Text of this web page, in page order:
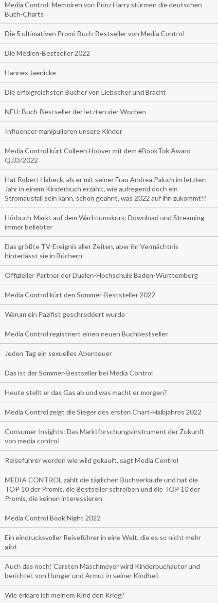
Media Control: Memoiren von Prinz Harry stürmen die deutschen
Buch-Charts
Die 5 ultimativen Promi-Buch-Bestseller von Media Control
Die Medien-Bestseller 2022
Hannes Jaenicke
Die erfolgreichsten Bücher von Liebscher und Bracht
NEU: Buch-Bestseller der letzten vier Wochen
Influencer manipulieren unsere Kinder
Media Control kürt Colleen Hoover mit dem #BookTok Award
Q.03/2022
Hat Robert Habeck, als er mit seiner Frau Andrea Paluch im letzten
Jahr in einem Kinderbuch erzählt, wie aufregend doch ein
Stromausfall sein kann, schon geahnt, was 2022 auf ihn zukommt??
Hörbuch-Markt auf dem Wachtumskurs: Download und Streaming
immer beliebter
Das größte TV-Ereignis aller Zeiten, aber ihr Vermächtnis
hinterlässt sie in Büchern
Offizieller Partner der Dualen-Hochschule Baden-Württemberg
Media Control kürt den Sommer-Beststeller 2022
Warum ein Pazifist geschreddert wurde
Media Control registriert einen neuen Buchbestseller
Jeden Tag ein sexuelles Abenteuer
Das ist der Sommer-Bestseller bei Media Control
Heute stellt er das Gas ab und was macht er morgen?
Media Control zeigt die Sieger des ersten Chart-Halbjahres 2022
Consumer Insights: Das Marktforschungsinstrument der Zukunft
von media control
Reiseführer werden wie wild gekauft, sagt Media Control
MEDIA CONTROL zählt die täglichen Buchverkäufe und hat die
TOP 10 der Promis, die Bestseller schreiben und die TOP 10 der
Promis, die keinen interessieren
Media Control Book Night 2022
Ein eindrucksvoller Reiseführer in eine Welt, die es so nicht mehr
gibt
Auch das noch! Carsten Maschmeyer wird Kinderbuchautor und
berichtet von Hunger und Armut in seiner Kindheit
Wie erkläre ich meinem Kind den Krieg?